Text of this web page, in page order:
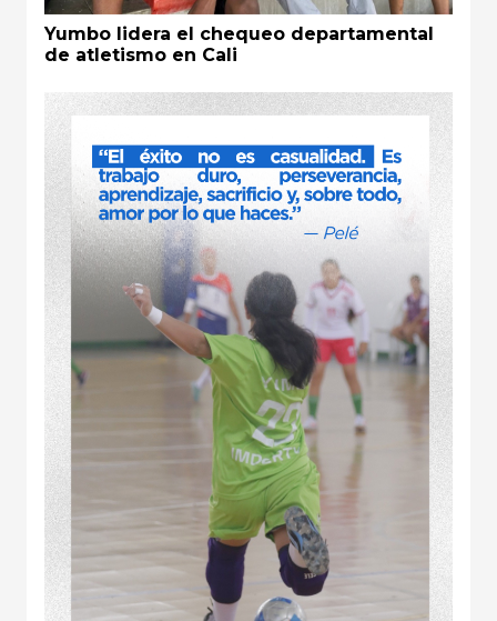
Yumbo lidera el chequeo departamental
de atletismo en Cali